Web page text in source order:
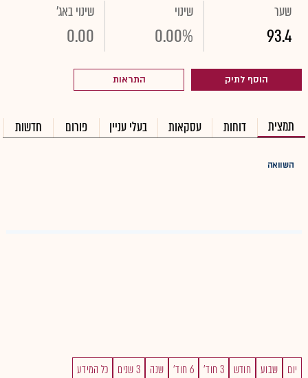
שער
93.4
שינוי
0.00%
שינוי באג'
0.00
הוסף לתיק התראות
תמצית דוחות עסקאות בעלי עניין פורום חדשות
השוואה
יום שבוע חודש 3 חוד' 6 חוד' שנה 3 שנים כל המידע